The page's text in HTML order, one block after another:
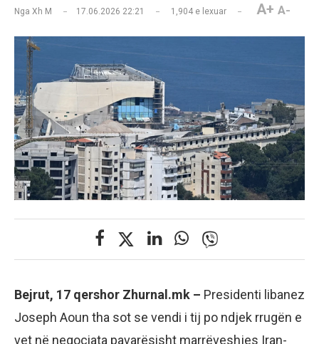
Nga Xh M 17.06.2026 22:21 1,904 e lexuar A+ A-
Bejrut, 17 qershor Zhurnal.mk – Presidenti libanez
Joseph Aoun tha sot se vendi i tij po ndjek rrugën e
vet në negociata pavarësisht marrëveshjes Iran-